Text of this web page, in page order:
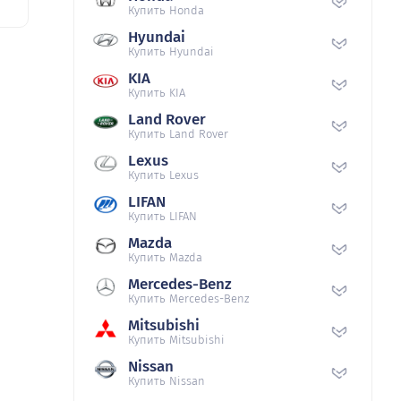
Купить Honda
Hyundai
Купить Hyundai
KIA
Купить KIA
Land Rover
Купить Land Rover
Lexus
Купить Lexus
LIFAN
Купить LIFAN
Mazda
Купить Mazda
Mercedes-Benz
Купить Mercedes-Benz
Mitsubishi
Купить Mitsubishi
Nissan
Купить Nissan